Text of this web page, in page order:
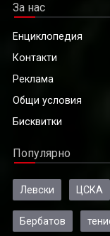
За нас
Енциклопедия
Контакти
Реклама
Общи условия
Бисквитки
Популярно
Левски ЦСКА
Бербатов